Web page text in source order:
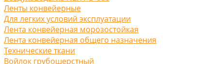
Ленты конвейерные
Для легких условий эксплуатации
Лента конвейерная морозостойкая
Лента конвейерная общего назначения
Технические ткани
Войлок грубошерстный